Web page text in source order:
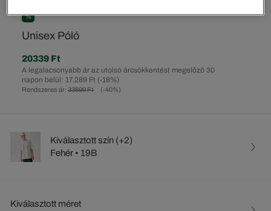
%
Unisex Póló
Rendszeres ár: 33899 Ft (-40%)
A legalacsonyabb ár az utolsó árcsökkentést megelőző 30
napon belül: 17.289 Ft (-18%)
20339 Ft
Kiválasztott szín (+2)
Fehér • 19B
Kiválasztott méret